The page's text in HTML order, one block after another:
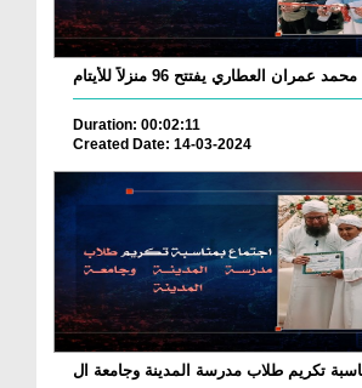
Duration: 00:02:11
Created Date: 14-03-2024